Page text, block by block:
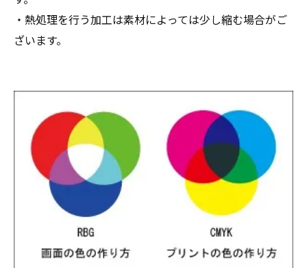
・熱処理を行う加工は素材によっては少し縮む場合がご
ざいます。